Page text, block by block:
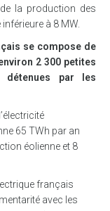
la production des
à 8 MW.
se compose de
2 300 petites
détenues par les
65 TWh par an
éolienne et 8
français
avec les